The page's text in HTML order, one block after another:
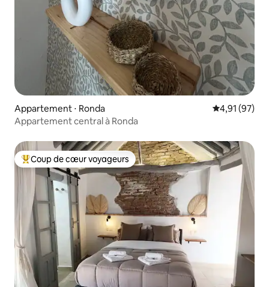
Appartement ⋅ Ronda Évaluation
4,91 (97)
Appartement central à Ronda
Coups de cœur voyageurs les plus appréciés
Coup de cœur voyageurs